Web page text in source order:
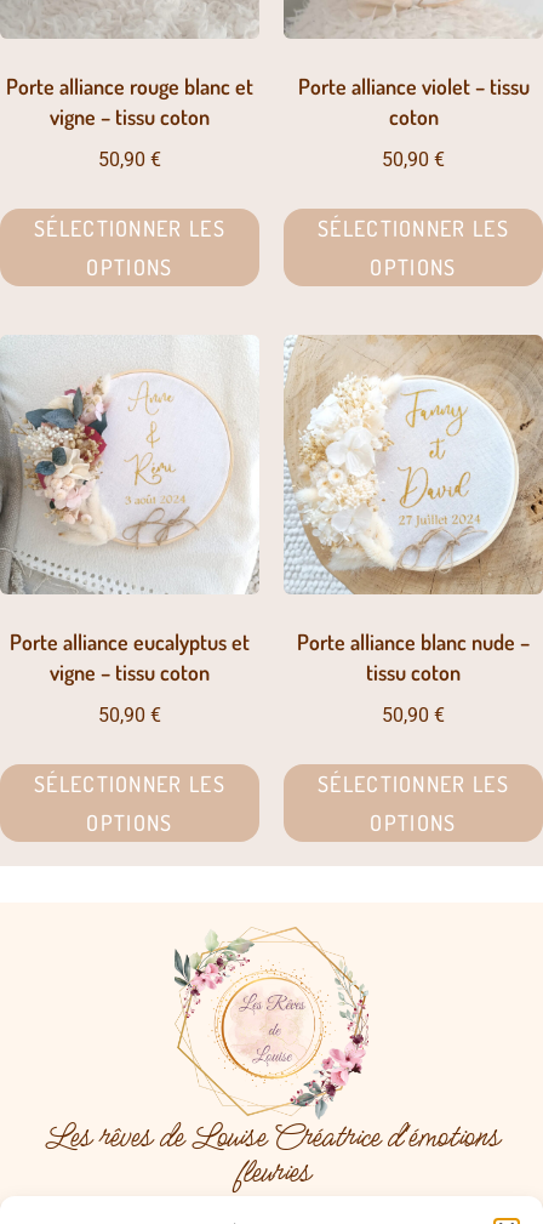
Porte alliance rouge blanc et
vigne – tissu coton
50,90 €
SÉLECTIONNER LES
OPTIONS
Porte alliance violet – tissu
coton
50,90 €
SÉLECTIONNER LES
OPTIONS
Porte alliance eucalyptus et
vigne – tissu coton
50,90 €
SÉLECTIONNER LES
OPTIONS
Porte alliance blanc nude –
tissu coton
50,90 €
SÉLECTIONNER LES
OPTIONS
Les rêves de Louise Créatrice d'émotions
fleuries